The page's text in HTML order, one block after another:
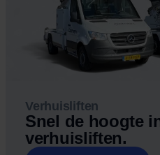
Verhuisliften
Snel de hoogte
verhuisliften.